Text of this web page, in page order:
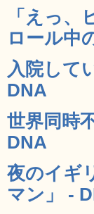
「えっ
ロール中
入院して
DNA
世界同時
DNA
夜のイギ
マン」 -